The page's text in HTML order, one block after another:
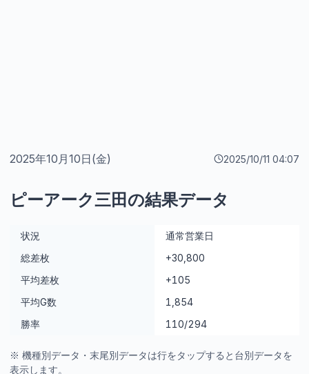
2025年10月10日(金) 2025/10/11 04:07
ピーアーク三田の結果データ
状況
通常営業日
総差枚
+30,800
平均差枚
+105
平均G数
1,854
勝率
110/294
※ 機種別データ・末尾別データは行をタップすると台別データを
表示します。